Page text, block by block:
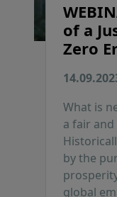
of a
Zero
What is
a fair
by the
global